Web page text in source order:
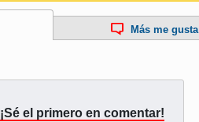
Más me gusta
¡Sé el primero en comentar!